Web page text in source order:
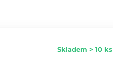
Skladem > 10 ks